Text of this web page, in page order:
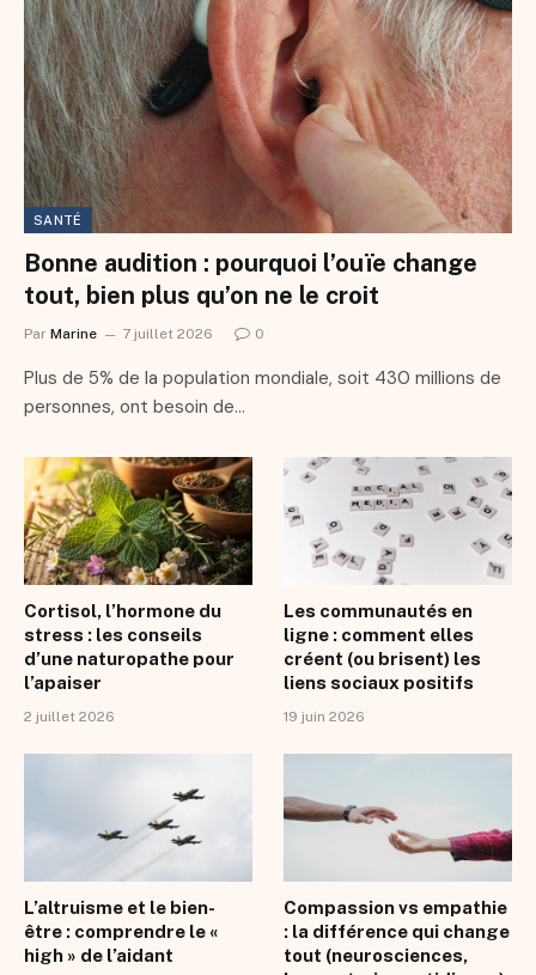
SANTÉ
Bonne audition : pourquoi l’ouïe change
tout, bien plus qu’on ne le croit
Par Marine 7 juillet 2026 0
Plus de 5% de la population mondiale, soit 430 millions de
personnes, ont besoin de…
Cortisol, l’hormone du
stress : les conseils
d’une naturopathe pour
l’apaiser
2 juillet 2026
Les communautés en
ligne : comment elles
créent (ou brisent) les
liens sociaux positifs
19 juin 2026
L’altruisme et le bien-
être : comprendre le «
high » de l’aidant
Compassion vs empathie
: la différence qui change
tout (neurosciences,